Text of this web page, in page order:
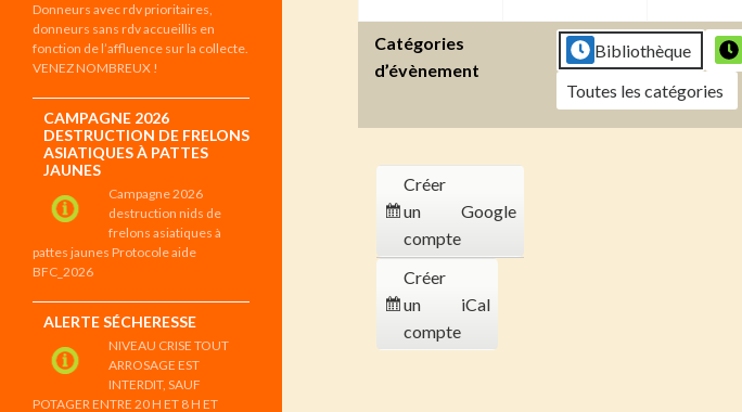
2026
2026
Catégories
d’évènement
Bibliothèque
Toutes les catégories
Créer
un
compte
Google
Créer
un
compte
iCal
Donneurs avec rdv prioritaires,
donneurs sans rdv accueillis en
fonction de l’affluence sur la collecte.
VENEZ NOMBREUX !
CAMPAGNE 2026
DESTRUCTION DE FRELONS
ASIATIQUES À PATTES
JAUNES
Campagne 2026
destruction nids de
frelons asiatiques à
pattes jaunes Protocole aide
BFC_2026
ALERTE SÉCHERESSE
NIVEAU CRISE TOUT
ARROSAGE EST
INTERDIT, SAUF
POTAGER ENTRE 20 H ET 8 H ET